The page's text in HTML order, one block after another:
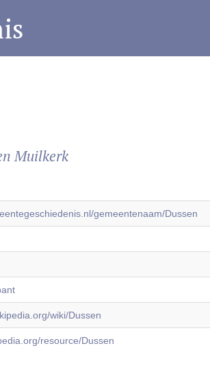
Muilkerk
gemeentenaam/Dussen
wiki/Dussen
resource/Dussen